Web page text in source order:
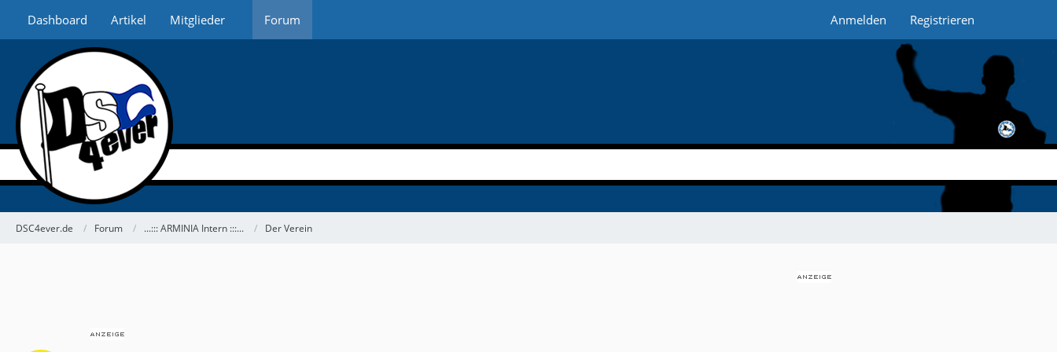
Dashboard Artikel Mitglieder Forum Anmelden Registrieren
DSC4ever.de Forum ...::: ARMINIA Intern :::... Der Verein